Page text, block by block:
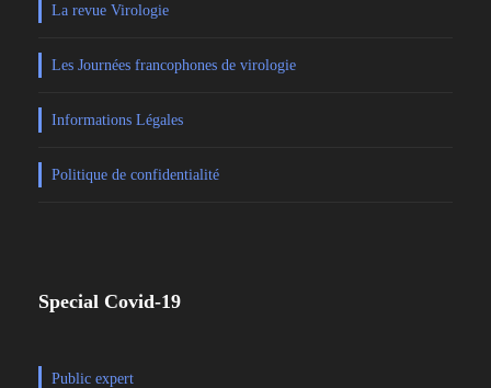
La revue Virologie
Les Journées francophones de virologie
Informations Légales
Politique de confidentialité
Special Covid-19
Public expert